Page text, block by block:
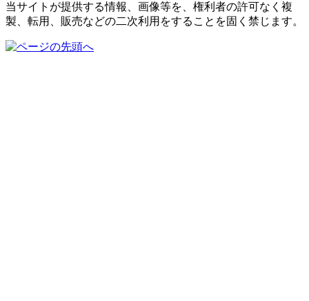
当サイトが提供する情報、画像等を、権利者の許可なく複
製、転用、販売などの二次利用をすることを固く禁じます。